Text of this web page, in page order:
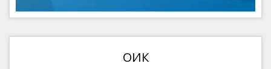
ОИК